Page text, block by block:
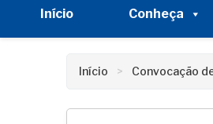
Início Conheça
Início Convocação